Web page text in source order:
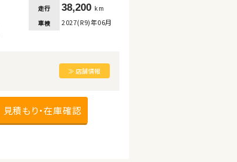
走行 38,200 km
車検 2027(R9)年06月
≫ 店舗情報
見積もり・在庫確認